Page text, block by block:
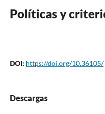
Políticas y
DOI: https://doi.org/10.36105/
Descargas